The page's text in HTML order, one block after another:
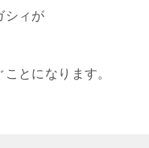
シィが
とになります。